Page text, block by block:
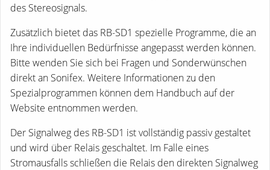
des Stereosignals.
Zusätzlich bietet das RB-SD1 spezielle Programme, die an
Ihre individuellen Bedürfnisse angepasst werden können.
Bitte wenden Sie sich bei Fragen und Sonderwünschen
direkt an Sonifex. Weitere Informationen zu den
Spezialprogrammen können dem Handbuch auf der
Website entnommen werden.
Der Signalweg des RB-SD1 ist vollständig passiv gestaltet
und wird über Relais geschaltet. Im Falle eines
Stromausfalls schließen die Relais den direkten Signalweg